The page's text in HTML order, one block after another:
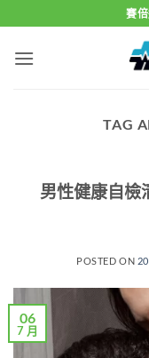
to
content
賽
TAG
男性健康自
POSTED ON
06
7 月